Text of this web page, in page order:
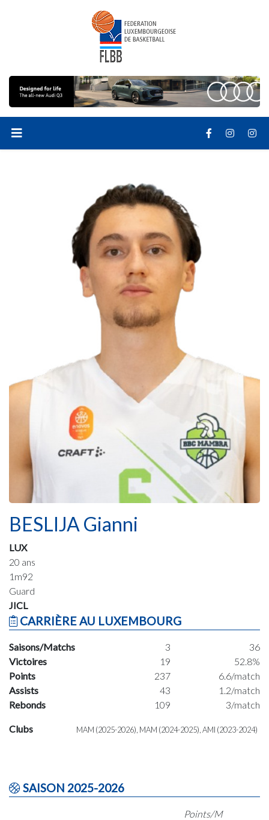
BESLIJA Gianni
LUX
20 ans
1m92
Guard
JICL
CARRIÈRE AU LUXEMBOURG
Saisons/Matchs 3
36
Victoires
19
52.8%
Points
237
6.6/match
Assists
43
1.2/match
Rebonds
109 3/match
Clubs MAM (2025-2026), MAM (2024-2025), AMI (2023-2024)
SAISON 2025-2026
Points/M